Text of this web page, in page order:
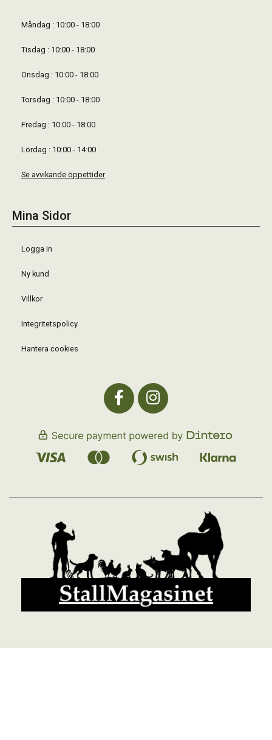
Måndag : 10:00 - 18:00
Tisdag : 10:00 - 18:00
Onsdag : 10:00 - 18:00
Torsdag : 10:00 - 18:00
Fredag : 10:00 - 18:00
Lördag : 10:00 - 14:00
Se avvikande öppettider
Mina Sidor
Logga in
Ny kund
Villkor
Integritetspolicy
Hantera cookies